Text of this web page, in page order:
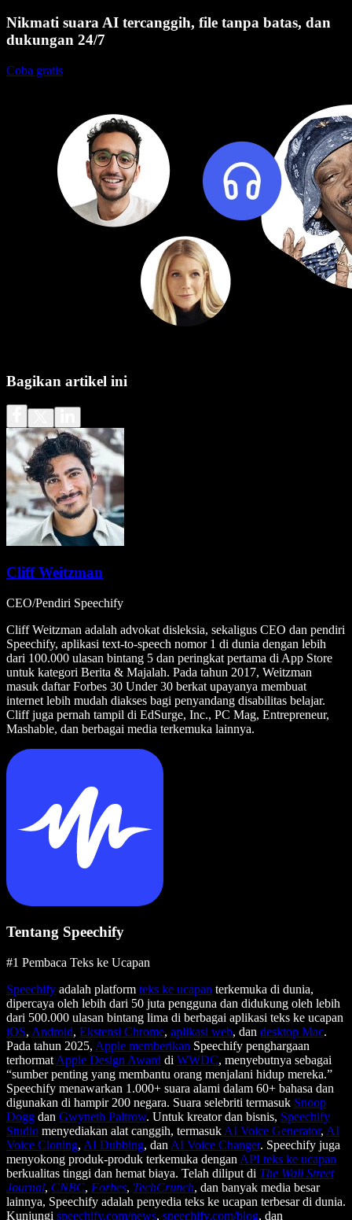
Nikmati suara AI tercanggih, file tanpa batas, dan
dukungan 24/7
Coba gratis
Bagikan artikel ini
Cliff Weitzman
CEO/Pendiri Speechify
Cliff Weitzman adalah advokat disleksia, sekaligus CEO dan pendiri
Speechify, aplikasi text-to-speech nomor 1 di dunia dengan lebih
dari 100.000 ulasan bintang 5 dan peringkat pertama di App Store
untuk kategori Berita & Majalah. Pada tahun 2017, Weitzman
masuk daftar Forbes 30 Under 30 berkat upayanya membuat
internet lebih mudah diakses bagi penyandang disabilitas belajar.
Cliff juga pernah tampil di EdSurge, Inc., PC Mag, Entrepreneur,
Mashable, dan berbagai media terkemuka lainnya.
Tentang Speechify
#1 Pembaca Teks ke Ucapan
Speechify adalah platform teks ke ucapan terkemuka di dunia,
dipercaya oleh lebih dari 50 juta pengguna dan didukung oleh lebih
dari 500.000 ulasan bintang lima di berbagai aplikasi teks ke ucapan
iOS, Android, Ekstensi Chrome, aplikasi web, dan desktop Mac.
Pada tahun 2025, Apple memberikan Speechify penghargaan
terhormat Apple Design Award di WWDC, menyebutnya sebagai
“sumber penting yang membantu orang menjalani hidup mereka.”
Speechify menawarkan 1.000+ suara alami dalam 60+ bahasa dan
digunakan di hampir 200 negara. Suara selebriti termasuk Snoop
Dogg dan Gwyneth Paltrow. Untuk kreator dan bisnis, Speechify
Studio menyediakan alat canggih, termasuk AI Voice Generator, AI
Voice Cloning, AI Dubbing, dan AI Voice Changer. Speechify juga
menyokong produk-produk terkemuka dengan API teks ke ucapan
berkualitas tinggi dan hemat biaya. Telah diliput di The Wall Street
Journal, CNBC, Forbes, TechCrunch, dan banyak media besar
lainnya, Speechify adalah penyedia teks ke ucapan terbesar di dunia.
Kunjungi speechify.com/news, speechify.com/blog, dan